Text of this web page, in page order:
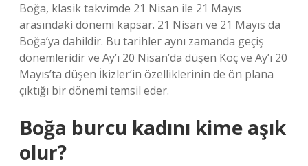
Boğa, klasik takvimde 21 Nisan ile 21 Mayıs
arasındaki dönemi kapsar. 21 Nisan ve 21 Mayıs da
Boğa’ya dahildir. Bu tarihler aynı zamanda geçiş
dönemleridir ve Ay’ı 20 Nisan’da düşen Koç ve Ay’ı 20
Mayıs’ta düşen İkizler’in özelliklerinin de ön plana
çıktığı bir dönemi temsil eder.
Boğa burcu kadını kime aşık
olur?